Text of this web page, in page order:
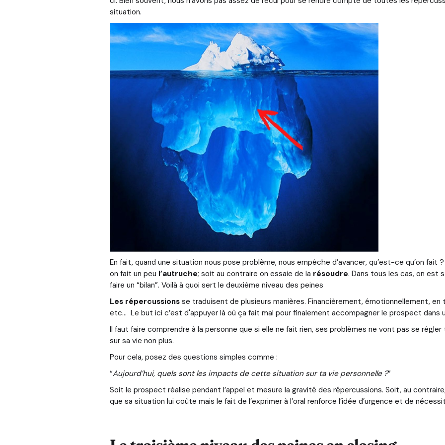
situation.
En fait, quand une situation nous pose problème, nous empêche d’avancer, qu’est-ce qu’on
on fait un peu l’autruche; soit au contraire on essaie de la résoudre. Dans tous les cas, on est
faire un “bilan”. Voilà à quoi sert le deuxième niveau des peines
Les répercussionsse traduisent de plusieurs manières. Financièrement, émotionnellement, en
etc… Le but ici c’est d'appuyer là où ça fait mal pour finalement accompagner le prospect dans
Il faut faire comprendre à la personne que si elle ne fait rien, ses problèmes ne vont pas se
sur sa vie non plus.
Pour cela, posez des questions simples comme :
“Aujourd’hui, quels sont les impacts de cette situation sur ta vie personnelle ?”
Soit le prospect réalise pendant l’appel et mesure la gravité des répercussions. Soit, au
que sa situation lui coûte mais le fait de l’exprimer à l’oral renforce l’idée d’urgence et de